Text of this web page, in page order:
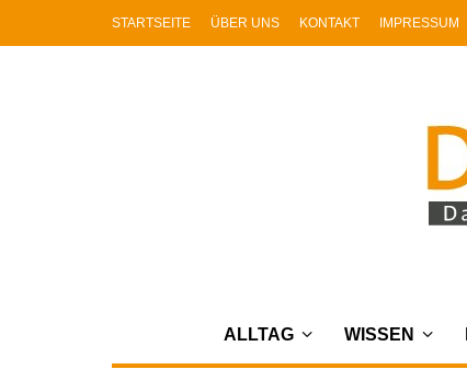
STARTSEITE ÜBER UNS KONTAKT IMPRESSUM
ALLTAG WISSEN